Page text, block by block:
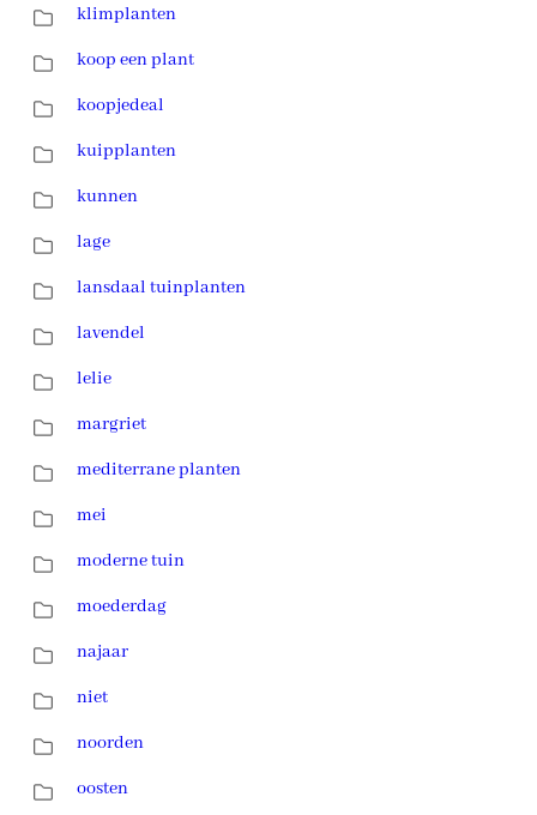
klimplanten
koop een plant
koopjedeal
kuipplanten
kunnen
lage
lansdaal tuinplanten
lavendel
lelie
margriet
mediterrane planten
mei
moderne tuin
moederdag
najaar
niet
noorden
oosten